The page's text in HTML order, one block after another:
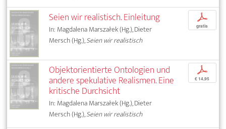
Seien wir realistisch. Einleitung
In: Magdalena Marszałek (Hg.), Dieter
Mersch (Hg.),Seien wir realistisch
p
gratis
Objektorientierte Ontologien und
andere spekulative Realismen. Eine
kritische Durchsicht
In: Magdalena Marszałek (Hg.), Dieter
Mersch (Hg.),Seien wir realistisch
p
€ 14,95